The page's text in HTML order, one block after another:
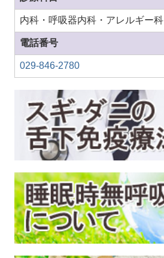
内科・呼吸器内科・アレルギー科
電話番号
029-846-2780